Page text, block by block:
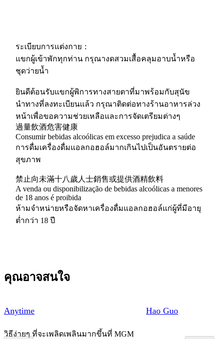
ระเบียบการแต่งกาย：
แขกผู้เข้าพักทุกท่าน กรุณางดสวมเสื้อคลุมอาบน้ำหรือ
ชุดว่ายน้ำ
ยินดีต้อนรับแขกผู้พิการทางสายตาที่มาพร้อมกับสุนัข
นำทางที่ลงทะเบียนแล้ว กรุณาติดต่อทางร้านอาหารล่วง
หน้าเพื่อขอความช่วยเหลือและการจัดเตรียมต่างๆ
過量飲酒危害健康
Consumir bebidas alcoólicas em excesso prejudica a saúde
การดื่มเครื่องดื่มแอลกอฮอล์มากเกินไปเป็นอันตรายต่อ
สุขภาพ
禁止向未滿十八歲人士銷售或提供酒精飲料
A venda ou disponibilização de bebidas alcoólicas a menores
de 18 anos é proibida
ห้ามจำหน่ายหรือจัดหาเครื่องดื่มแอลกอฮอล์แก่ผู้ที่มีอายุ
ต่ำกว่า 18 ปี
คุณอาจสนใจ
Anytime Hao Guo
วิธีง่ายๆ ที่จะเพลิดเพลินมากขึ้นที่ MGM